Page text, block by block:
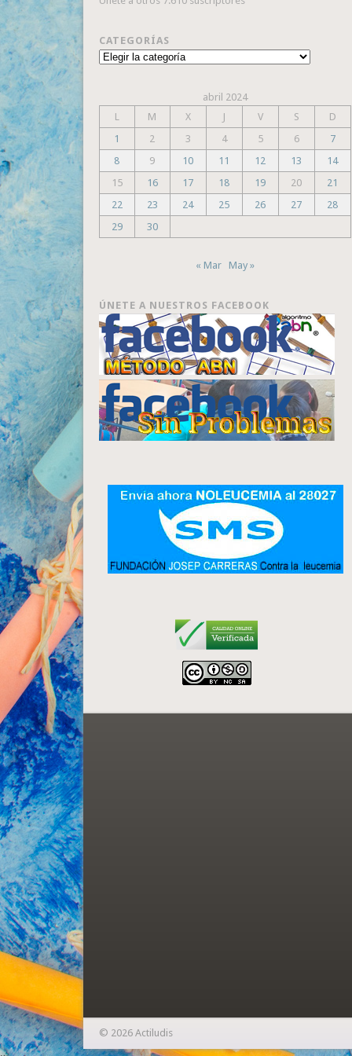
CATEGORÍAS
Categorías
abril 2024
L
M X J V S
D
1
2 3 4 5 6
7
8
9 10 11 12 13
14
15
16 17 18 19 20
21
22
23 24 25 26 27
28
29
30
« Mar May »
ÚNETE A NUESTROS FACEBOOK
© 2026 Actiludis